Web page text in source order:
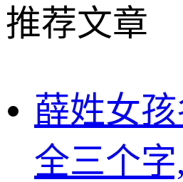
推荐文章
薛姓女
全三个